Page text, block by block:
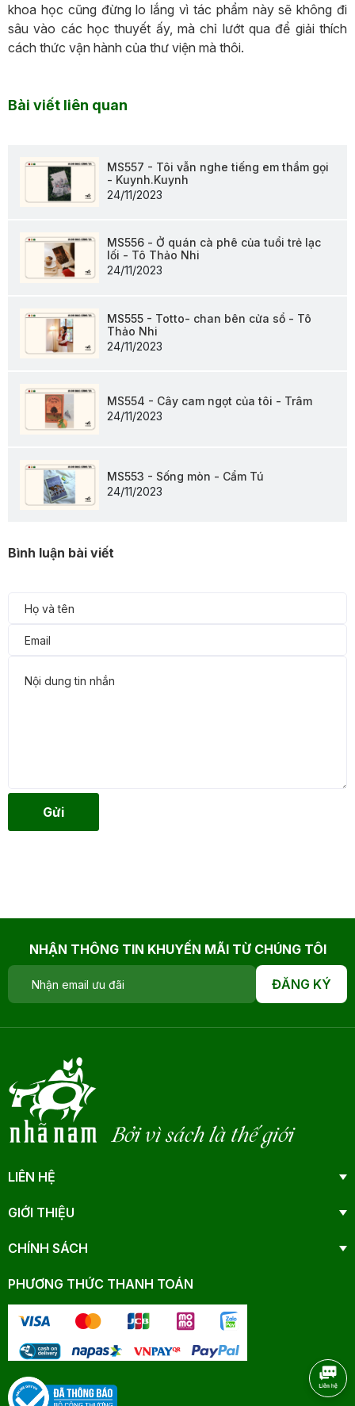
khoa học cũng đừng lo lắng vì tác phẩm này sẽ không đi
sâu vào các học thuyết ấy, mà chỉ lướt qua để giải thích
cách thức vận hành của thư viện mà thôi.
Bài viết liên quan
MS557 - Tôi vẫn nghe tiếng em thầm gọi
- Kuynh.Kuynh
24/11/2023
MS556 - Ở quán cà phê của tuổi trẻ lạc
lối - Tô Thảo Nhi
24/11/2023
MS555 - Totto- chan bên cửa sổ - Tô
Thảo Nhi
24/11/2023
MS554 - Cây cam ngọt của tôi - Trâm
24/11/2023
MS553 - Sống mòn - Cẩm Tú
24/11/2023
Bình luận bài viết
Gửi
NHẬN THÔNG TIN KHUYẾN MÃI TỪ CHÚNG TÔI
ĐĂNG KÝ
Bởi vì sách là thế giới
LIÊN HỆ
GIỚI THIỆU
CHÍNH SÁCH
PHƯƠNG THỨC THANH TOÁN